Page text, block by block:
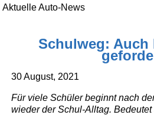
Aktuelle Auto-News
Schulweg: Auch
30 August, 2021
Für viele Schüler beginnt nach
wieder der Schul-Alltag.